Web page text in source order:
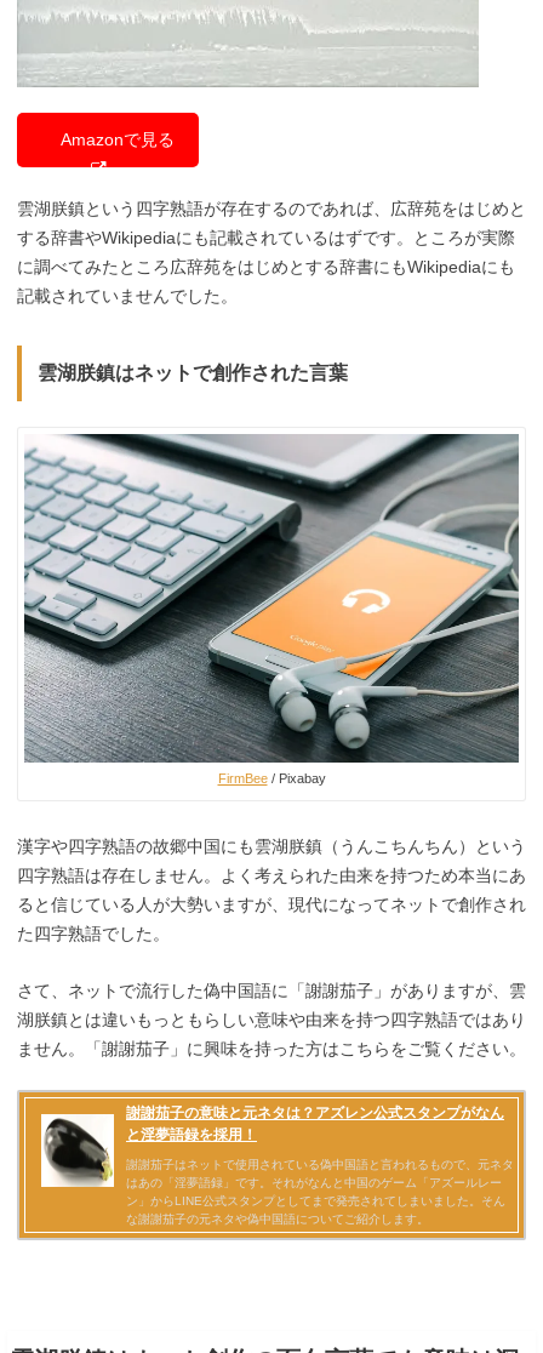
Amazonで見る
雲湖朕鎮という四字熟語が存在するのであれば、広辞苑をはじめと
する辞書やWikipediaにも記載されているはずです。ところが実際
に調べてみたところ広辞苑をはじめとする辞書にもWikipediaにも
記載されていませんでした。
雲湖朕鎮はネットで創作された言葉
FirmBee/ Pixabay
漢字や四字熟語の故郷中国にも雲湖朕鎮（うんこちんちん）という
四字熟語は存在しません。よく考えられた由来を持つため本当にあ
ると信じている人が大勢いますが、現代になってネットで創作され
た四字熟語でした。
さて、ネットで流行した偽中国語に「謝謝茄子」がありますが、雲
湖朕鎮とは違いもっともらしい意味や由来を持つ四字熟語ではあり
ません。「謝謝茄子」に興味を持った方はこちらをご覧ください。